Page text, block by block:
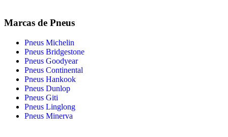
Marcas de Pneus
Pneus Michelin
Pneus Bridgestone
Pneus Goodyear
Pneus Continental
Pneus Hankook
Pneus Dunlop
Pneus Giti
Pneus Linglong
Pneus Minerva